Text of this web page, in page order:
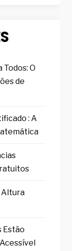
O
de
: A
Altura
Estão